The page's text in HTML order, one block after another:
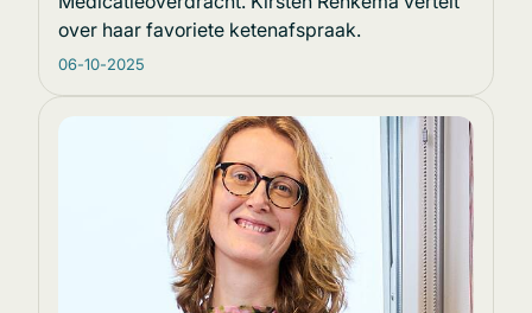
over haar favoriete ketenafspraak.
06-10-2025